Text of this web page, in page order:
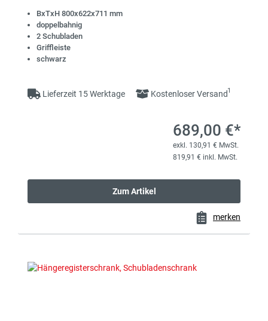
BxTxH 800x622x711 mm
doppelbahnig
2 Schubladen
Griffleiste
schwarz
Lieferzeit 15 Werktage Kostenloser Versand1
689,00 €*
exkl. 130,91 € MwSt.
819,91 € inkl. MwSt.
Zum Artikel
merken